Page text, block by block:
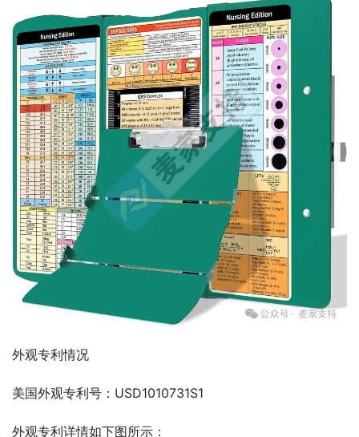
外观专利情况
美国外观专利号：USD1010731S1
外观专利详情如下图所示：